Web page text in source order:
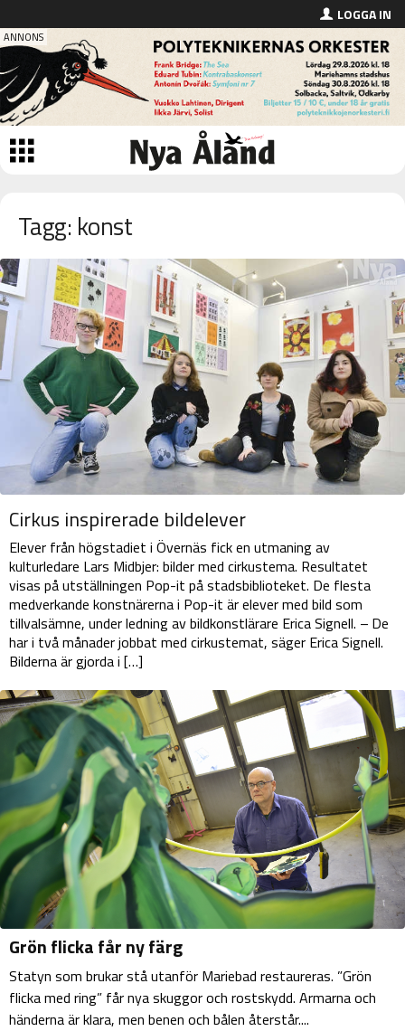
LOGGA IN
Tagg: konst
Cirkus inspirerade bildelever
Elever från högstadiet i Övernäs fick en utmaning av
kulturledare Lars Midbjer: bilder med cirkustema. Resultatet
visas på utställningen Pop-it på stadsbiblioteket. De flesta
medverkande konstnärerna i Pop-it är elever med bild som
tillvalsämne, under ledning av bildkonstlärare Erica Signell. – De
har i två månader jobbat med cirkustemat, säger Erica Signell.
Bilderna är gjorda i […]
Grön flicka får ny färg
Statyn som brukar stå utanför Mariebad restaureras. ”Grön
flicka med ring” får nya skuggor och rostskydd. Armarna och
händerna är klara, men benen och bålen återstår....